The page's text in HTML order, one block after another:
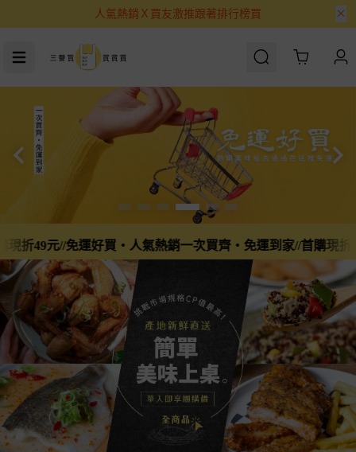
Cart
銷一次買齊・免運到家//首購現折49元//免運好買・好味免運